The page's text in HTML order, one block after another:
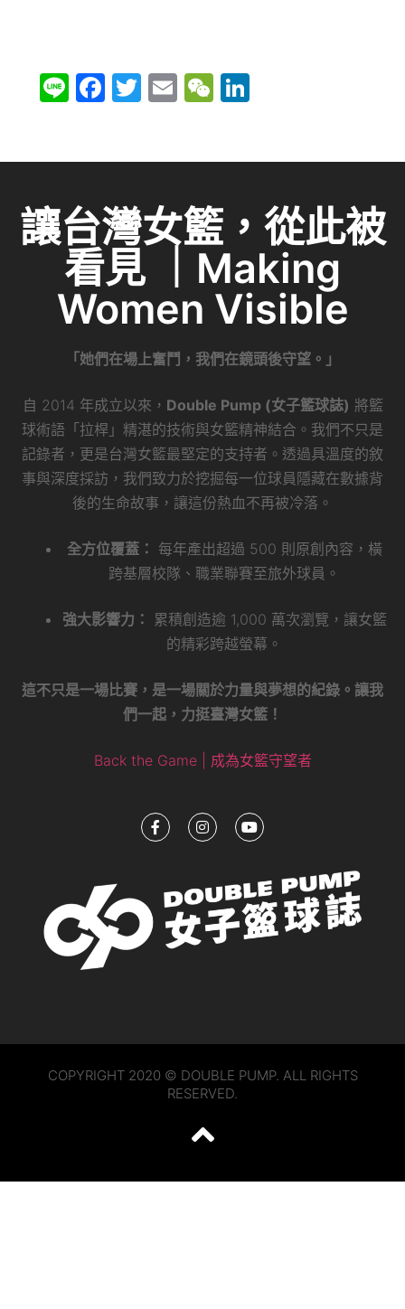
Li F
b
o
o
k
T
E
W
at
dI
n
讓台灣女籃，從此被
看見 ｜Making
Women Visible
「她們在場上奮鬥，我們在鏡頭後守望。」
自 2014 年成立以來， Double Pump (女子籃球誌) 將籃
球術語「拉桿」精湛的技術與女籃精神結合。我們不只是
記錄者，更是台灣女籃最堅定的支持者。透過具溫度的敘
事與深度採訪，我們致力於挖掘每一位球員隱藏在數據背
後的生命故事，讓這份熱血不再被冷落。
全方位覆蓋： 每年產出超過 500 則原創內容，橫
跨基層校隊、職業聯賽至旅外球員。
強大影響力：
累積創造逾 1,000 萬次瀏覽，讓女籃
的精彩跨越螢幕。
這不只是一場比賽，是一場關於力量與夢想的紀錄。讓我
們一起，力挺臺灣女籃！
Back the Game | 成為女籃守望者
COPYRIGHT 2020 © DOUBLE PUMP. ALL RIGHTS
RESERVED.